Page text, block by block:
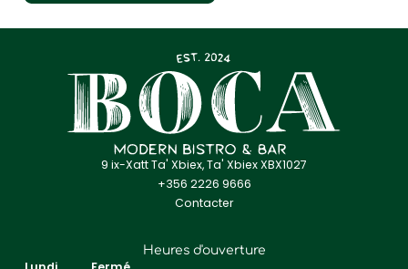
9 ix-Xatt Ta' Xbiex, Ta' Xbiex XBX1027
+356 2226 9666
Contacter
Heures d'ouverture